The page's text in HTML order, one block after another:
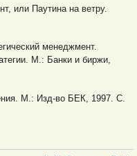
или Паутина на ветру.
менеджмент.
М.: Банки и биржи,
М.: Изд-во БЕК, 1997. С.